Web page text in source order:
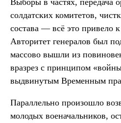
солдатских комитетов,
состава — всё это привело
Авторитет генералов был
массово вышли из
вразрез с принципом
выдвинутым Временным
Параллельно произошло
молодых военачальников,